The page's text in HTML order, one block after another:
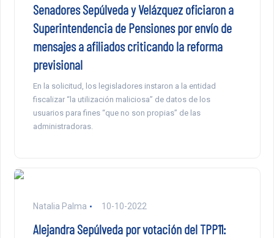
Senadores Sepúlveda y Velázquez oficiaron a
Superintendencia de Pensiones por envío de
mensajes a afiliados criticando la reforma
previsional
En la solicitud, los legisladores instaron a la entidad
fiscalizar “la utilización maliciosa” de datos de los
usuarios para fines “que no son propias” de las
administradoras.
Natalia Palma 10-10-2022
Alejandra Sepúlveda por votación del TPP11: